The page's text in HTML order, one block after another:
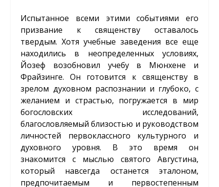
Испытанное всеми этими событиями его
призвание к священству оставалось
твердым. Хотя учебные заведения все еще
находились в неопределенных условиях,
Йозеф возобновил учебу в Мюнхене и
Фрайзинге. Он готовится к священству в
зрелом духовном распознании и глубоко, с
желанием и страстью, погружается в мир
богословских исследований,
благословляемый близостью и руководством
личностей первоклассного культурного и
духовного уровня. В это время он
знакомится с мыслью святого Августина,
который навсегда останется эталоном,
предпочитаемым и первостепенным